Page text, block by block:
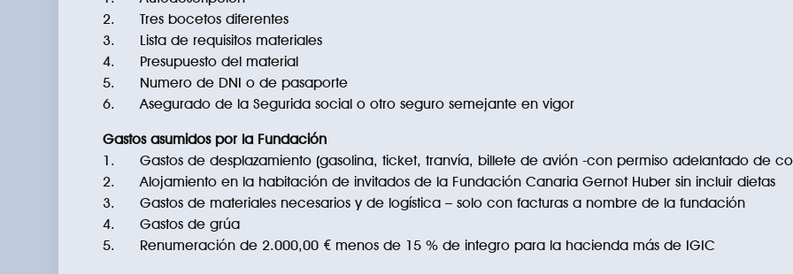
2. Tres bocetos diferentes
3. Lista de requisitos materiales
4. Presupuesto del material
5. Numero de DNI o de pasaporte
6. Asegurado de la Segurida social o otro seguro semejante en vigor
Gastos asumidos por la Fundación
1. Gastos de desplazamiento (gasolina, ticket, tranvía, billete de avión -con permiso adelantado de
2. Alojamiento en la habitación de invitados de la Fundación Canaria Gernot Huber sin incluir dietas
3. Gastos de materiales necesarios y de logística – solo con facturas a nombre de la fundación
4. Gastos de grúa
5. Renumeración de 2.000,00 € menos de 15 % de integro para la hacienda más de IGIC